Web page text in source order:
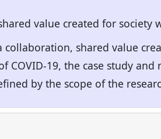
value created for society
shared value
COVID-19, the case study
by the scope of the